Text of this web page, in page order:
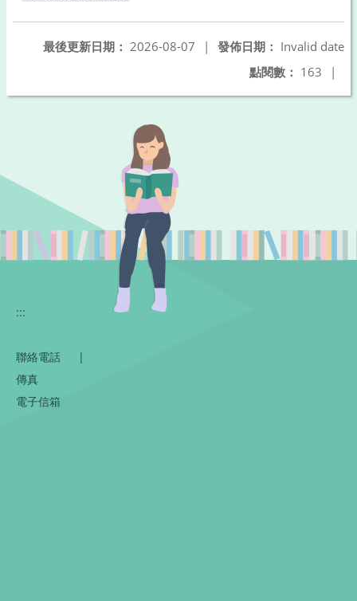
發佈日期： Invalid date
最後更新日期： 2026-08-07
|
點閱數： 163 |
:::
聯絡電話
|
傳真
電子信箱